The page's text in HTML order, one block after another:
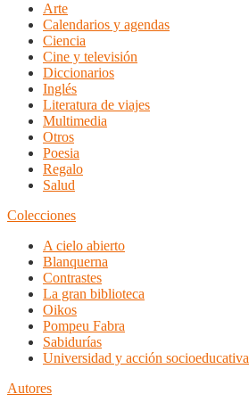
Arte
Calendarios y agendas
Ciencia
Cine y televisión
Diccionarios
Inglés
Literatura de viajes
Multimedia
Otros
Poesia
Regalo
Salud
Colecciones
A cielo abierto
Blanquerna
Contrastes
La gran biblioteca
Oikos
Pompeu Fabra
Sabidurías
Universidad y acción socioeducativa
Autores